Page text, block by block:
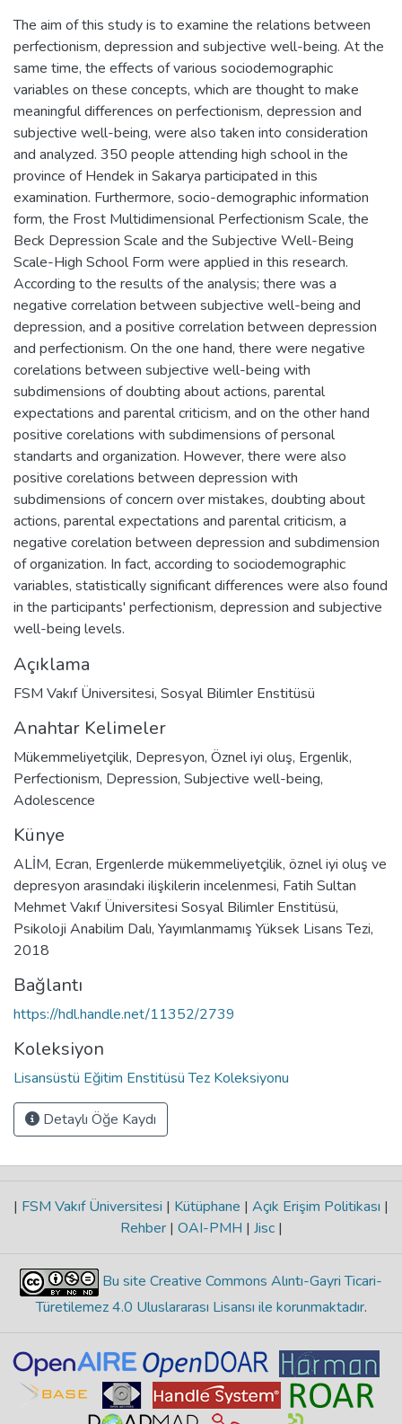
The aim of this study is to examine the relations between
perfectionism, depression and subjective well-being. At the
same time, the effects of various sociodemographic
variables on these concepts, which are thought to make
meaningful differences on perfectionism, depression and
subjective well-being, were also taken into consideration
and analyzed. 350 people attending high school in the
province of Hendek in Sakarya participated in this
examination. Furthermore, socio-demographic information
form, the Frost Multidimensional Perfectionism Scale, the
Beck Depression Scale and the Subjective Well-Being
Scale-High School Form were applied in this research.
According to the results of the analysis; there was a
negative correlation between subjective well-being and
depression, and a positive correlation between depression
and perfectionism. On the one hand, there were negative
corelations between subjective well-being with
subdimensions of doubting about actions, parental
expectations and parental criticism, and on the other hand
positive corelations with subdimensions of personal
standarts and organization. However, there were also
positive corelations between depression with
subdimensions of concern over mistakes, doubting about
actions, parental expectations and parental criticism, a
negative corelation between depression and subdimension
of organization. In fact, according to sociodemographic
variables, statistically significant differences were also found
in the participants' perfectionism, depression and subjective
well-being levels.
Açıklama
FSM Vakıf Üniversitesi, Sosyal Bilimler Enstitüsü
Anahtar Kelimeler
Mükemmeliyetçilik, Depresyon, Öznel iyi oluş, Ergenlik,
Perfectionism, Depression, Subjective well-being,
Adolescence
Künye
ALİM, Ecran, Ergenlerde mükemmeliyetçilik, öznel iyi oluş ve
depresyon arasındaki ilişkilerin incelenmesi, Fatih Sultan
Mehmet Vakıf Üniversitesi Sosyal Bilimler Enstitüsü,
Psikoloji Anabilim Dalı, Yayımlanmamış Yüksek Lisans Tezi,
2018
Bağlantı
https://hdl.handle.net/11352/2739
Koleksiyon
Lisansüstü Eğitim Enstitüsü Tez Koleksiyonu
Detaylı Öğe Kaydı
| FSM Vakıf Üniversitesi | Kütüphane | Açık Erişim Politikası |
Rehber | OAI-PMH | Jisc |
Bu site Creative Commons Alıntı-Gayri Ticari-
Türetilemez 4.0 Uluslararası Lisansı ile korunmaktadır.